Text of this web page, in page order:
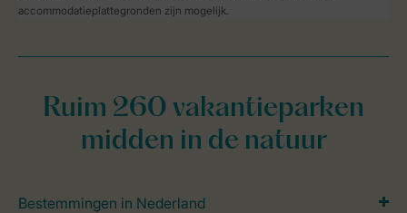
accommodatieplattegronden zijn mogelijk.
Ruim 260 vakantieparken
midden in de natuur
Bestemmingen in Nederland